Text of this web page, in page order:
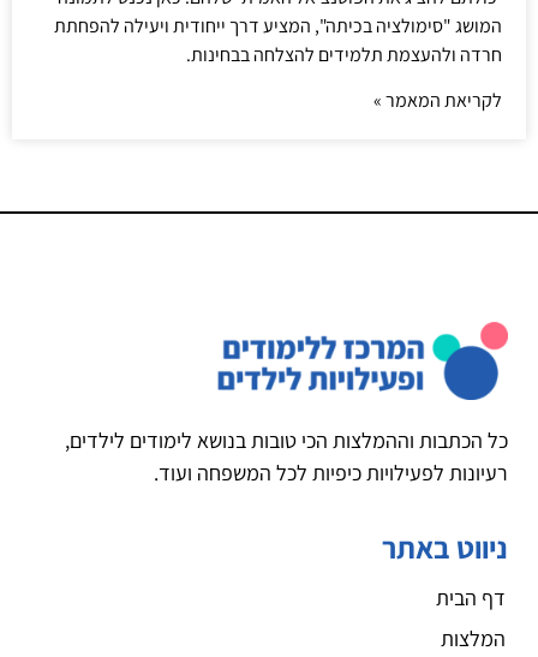
המושג "סימולציה בכיתה", המציע דרך ייחודית ויעילה להפחתת
חרדה ולהעצמת תלמידים להצלחה בבחינות.
לקריאת המאמר »
כל הכתבות וההמלצות הכי טובות בנושא לימודים לילדים,
רעיונות לפעילויות כיפיות לכל המשפחה ועוד.
ניווט באתר
דף הבית
המלצות